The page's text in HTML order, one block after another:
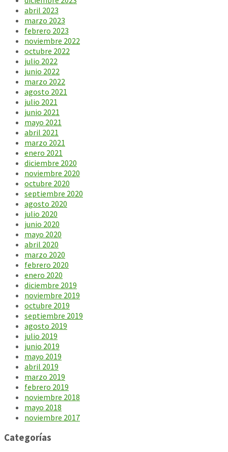
abril 2023
marzo 2023
febrero 2023
noviembre 2022
octubre 2022
julio 2022
junio 2022
marzo 2022
agosto 2021
julio 2021
junio 2021
mayo 2021
abril 2021
marzo 2021
enero 2021
diciembre 2020
noviembre 2020
octubre 2020
septiembre 2020
agosto 2020
julio 2020
junio 2020
mayo 2020
abril 2020
marzo 2020
febrero 2020
enero 2020
diciembre 2019
noviembre 2019
octubre 2019
septiembre 2019
agosto 2019
julio 2019
junio 2019
mayo 2019
abril 2019
marzo 2019
febrero 2019
noviembre 2018
mayo 2018
noviembre 2017
Categorías